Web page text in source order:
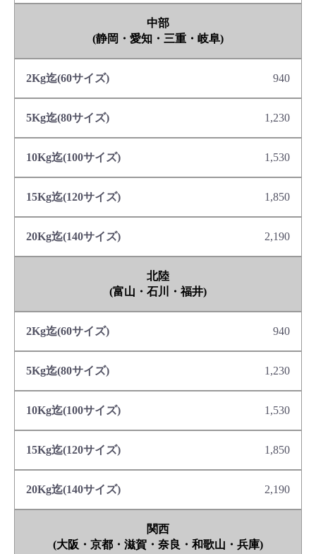
中部
(静岡・愛知・三重・岐阜)
940
1,230
1,530
1,850
2,190
北陸
(富山・石川・福井)
940
1,230
1,530
1,850
2,190
関西
(大阪・京都・滋賀・奈良・和歌山・兵庫)